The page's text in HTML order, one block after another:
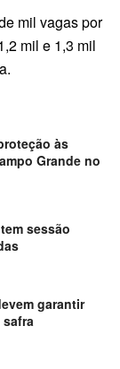
mil vagas por
mil e 1,3 mil
às
Grande no
sessão
garantir
safra